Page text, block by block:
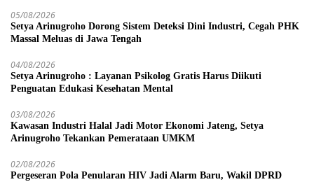
05/08/2026
Setya Arinugroho Dorong Sistem Deteksi Dini Industri, Cegah PHK
Massal Meluas di Jawa Tengah
04/08/2026
Setya Arinugroho : Layanan Psikolog Gratis Harus Diikuti
Penguatan Edukasi Kesehatan Mental
03/08/2026
Kawasan Industri Halal Jadi Motor Ekonomi Jateng, Setya
Arinugroho Tekankan Pemerataan UMKM
02/08/2026
Pergeseran Pola Penularan HIV Jadi Alarm Baru, Wakil DPRD